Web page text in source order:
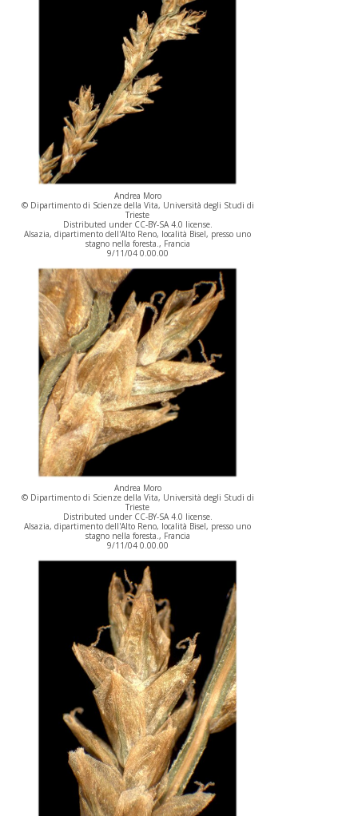
Andrea Moro
© Dipartimento di Scienze della Vita, Università degli Studi di
Trieste
Distributed under CC-BY-SA 4.0 license.
Alsazia, dipartimento dell'Alto Reno, località Bisel, presso uno
stagno nella foresta., Francia
9/11/04 0.00.00
Andrea Moro
© Dipartimento di Scienze della Vita, Università degli Studi di
Trieste
Distributed under CC-BY-SA 4.0 license.
Alsazia, dipartimento dell'Alto Reno, località Bisel, presso uno
stagno nella foresta., Francia
9/11/04 0.00.00